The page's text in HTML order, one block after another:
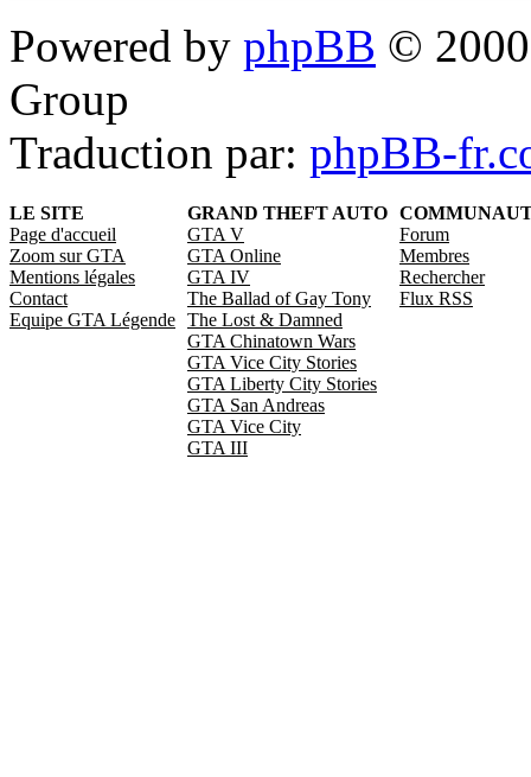
Powered by phpBB ©
Group
Traduction par: phpBB-
LE SITE
Page d'accueil
Zoom sur GTA
Mentions légales
Contact
Equipe GTA Légende
GRAND THEFT AUTO
GTA V
GTA Online
GTA IV
The Ballad of Gay Tony
The Lost & Damned
GTA Chinatown Wars
GTA Vice City Stories
GTA Liberty City Stories
GTA San Andreas
GTA Vice City
GTA III
Forum
Membres
Rechercher
Flux RSS